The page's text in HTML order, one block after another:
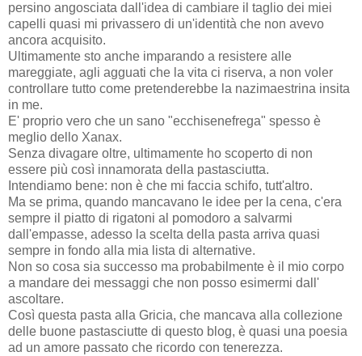
persino angosciata dall'idea di cambiare il taglio dei miei
capelli quasi mi privassero di un'identità che non avevo
ancora acquisito.
Ultimamente sto anche imparando a resistere alle
mareggiate, agli agguati che la vita ci riserva, a non voler
controllare tutto come pretenderebbe la nazimaestrina insita
in me.
E' proprio vero che un sano "ecchisenefrega" spesso è
meglio dello Xanax.
Senza divagare oltre, ultimamente ho scoperto di non
essere più così innamorata della pastasciutta.
Intendiamo bene: non è che mi faccia schifo, tutt'altro.
Ma se prima, quando mancavano le idee per la cena, c'era
sempre il piatto di rigatoni al pomodoro a salvarmi
dall'empasse, adesso la scelta della pasta arriva quasi
sempre in fondo alla mia lista di alternative.
Non so cosa sia successo ma probabilmente è il mio corpo
a mandare dei messaggi che non posso esimermi dall'
ascoltare.
Così questa pasta alla Gricia, che mancava alla collezione
delle buone pastasciutte di questo blog, è quasi una poesia
ad un amore passato che ricordo con tenerezza.